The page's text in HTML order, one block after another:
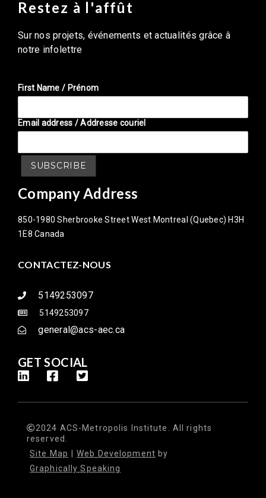
Restez à l'affût
Sur nos projets, événements et actualités grâce â
notre infolettre
First Name / Prénom
Email address / Addresse couriel
Company Address
850-1980 Sherbrooke Street West Montreal (Quebec) H3H
1E8 Canada
CONTACTEZ-NOUS
5149253097
5149253097
general@acs-aec.ca
GET SOCIAL
2024 ACS-Metropolis Institute. All rights
reserved.
Site Map
Web Development by
Graphically Speaking